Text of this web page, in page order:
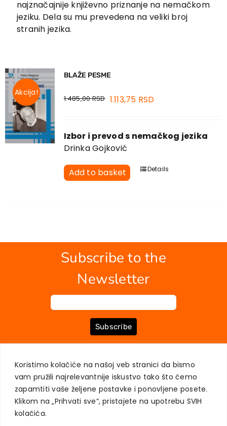
Koristimo kolačiće na našoj veb stranici da bismo
vam pružili najrelevantnije iskustvo tako što ćemo
zapamtiti vaše željene postavke i ponovljene posete.
Klikom na „Prihvati sve“, pristajete na upotrebu SVIH
kolačića.
najznačajnije književno priznanje na nemačkom
jeziku. Dela su mu prevedena na veliki broj
stranih jezika.
Akcija!
BLAŽE PESME
1.485,00RSD 1.113,75 RSD
Izbor i prevod s nemačkog jezika
Drinka Gojković
Add to basket Details
Subscribe to the
Newsletter
Subscribe
USER PRIVACY PROTECTION